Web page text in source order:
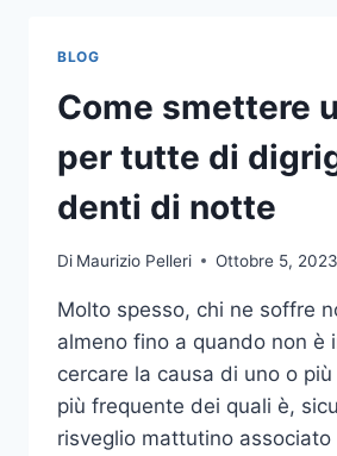
BLOG
Come smettere
per tutte di
denti di notte
Di Maurizio Pelleri Ottobre 5, 2023
Molto spesso, chi ne soffre
almeno fino a quando non è
cercare la causa di uno o
più frequente dei quali è,
risveglio mattutino associato